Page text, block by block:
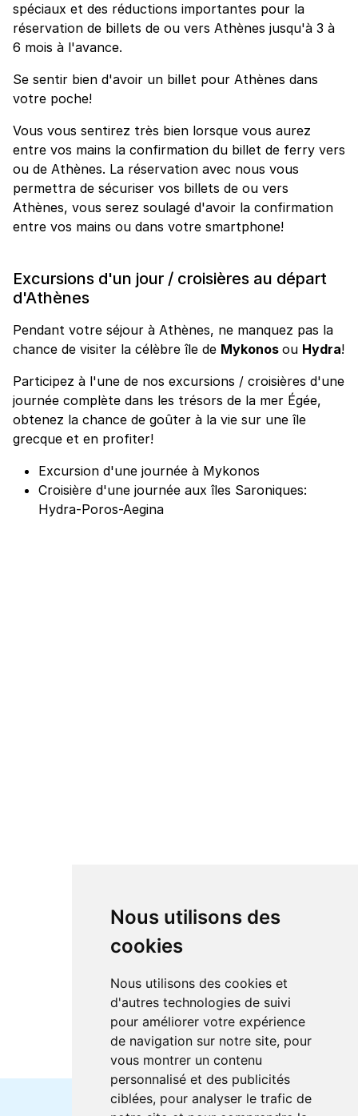
Nous utilisons des
cookies
Nous utilisons des cookies et
d'autres technologies de suivi
pour améliorer votre expérience
de navigation sur notre site, pour
vous montrer un contenu
personnalisé et des publicités
ciblées, pour analyser le trafic de
spéciaux et des réductions importantes pour la
réservation de billets de ou vers Athènes jusqu'à 3 à
6 mois à l'avance.
Se sentir bien d'avoir un billet pour Athènes dans
votre poche!
Vous vous sentirez très bien lorsque vous aurez
entre vos mains la confirmation du billet de ferry vers
ou de Athènes. La réservation avec nous vous
permettra de sécuriser vos billets de ou vers
Athènes, vous serez soulagé d'avoir la confirmation
entre vos mains ou dans votre smartphone!
Excursions d'un jour / croisières au départ
d'Athènes
Pendant votre séjour à Athènes, ne manquez pas la
chance de visiter la célèbre île de Mykonos ou Hydra!
Participez à l'une de nos excursions / croisières d'une
journée complète dans les trésors de la mer Égée,
obtenez la chance de goûter à la vie sur une île
grecque et en profiter!
Excursion d'une journée à Mykonos
Croisière d'une journée aux îles Saroniques:
Hydra-Poros-Aegina